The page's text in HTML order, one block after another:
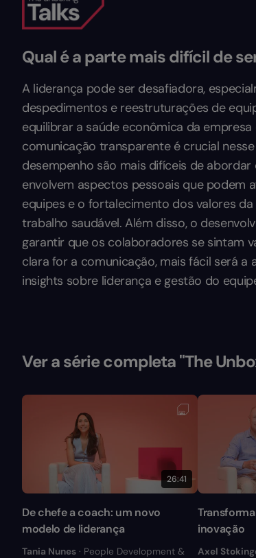
Qual é a parte mais difícil de
A liderança pode ser desafiadora,
despedimentos e reestruturações de
equilibrar a saúde econômica da
comunicação transparente é crucial
desempenho são mais difíceis de
envolvem aspectos pessoais que podem
equipes e o fortalecimento dos valores
trabalho saudável. Além disso, o
garantir que os colaboradores se sintam
clara for a comunicação, mais fácil será
insights sobre liderança e gestão do
Ver a série completa "The
26:41
De chefe a coach: um novo
modelo de liderança
Tania Nunes · People Development &
inovação
Axel